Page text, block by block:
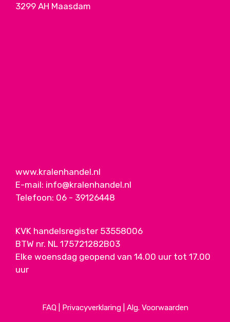
3299 AH Maasdam
www.kralenhandel.nl
E-mail: info@kralenhandel.nl
Telefoon: 06 - 39126448
KVK handelsregister 53558006
BTW nr. NL 175721282B03
Elke woensdag geopend van 14.00 uur tot 17.00
uur
FAQ| Privacyverklaring| Alg. Voorwaarden